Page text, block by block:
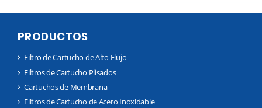
PRODUCTOS
Filtro de Cartucho de Alto Flujo
Filtros de Cartucho Plisados
Cartuchos de Membrana
Filtros de Cartucho de Acero Inoxidable